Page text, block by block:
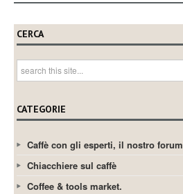
CERCA
CATEGORIE
Caffè con gli esperti, il nostro forum
Chiacchiere sul caffè
Coffee & tools market.